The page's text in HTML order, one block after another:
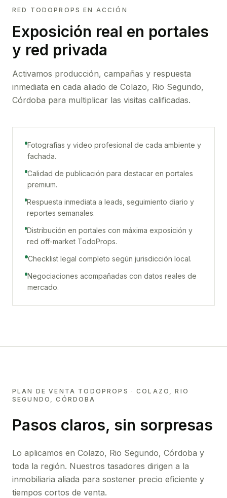
RED TODOPROPS EN ACCIÓN
Exposición real en portales
y red privada
Activamos producción, campañas y respuesta
inmediata en cada aliado de Colazo, Rio Segundo,
Córdoba para multiplicar las visitas calificadas.
Fotografías y video profesional de cada ambiente y
fachada.
Calidad de publicación para destacar en portales
premium.
Respuesta inmediata a leads, seguimiento diario y
reportes semanales.
Distribución en portales con máxima exposición y
red off-market TodoProps.
Checklist legal completo según jurisdicción local.
Negociaciones acompañadas con datos reales de
mercado.
PLAN DE VENTA TODOPROPS ·COLAZO, RIO
SEGUNDO, CÓRDOBA
Pasos claros, sin sorpresas
Lo aplicamos en Colazo, Rio Segundo, Córdoba y
toda la región. Nuestros tasadores dirigen a la
inmobiliaria aliada para sostener precio eficiente y
tiempos cortos de venta.